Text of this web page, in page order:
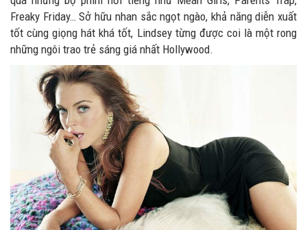
Freaky Friday… Sở hữu nhan sắc ngọt ngào, khả năng diễn xuất
tốt cùng giọng hát khá tốt, Lindsey từng được coi là một rong
những ngôi trao trẻ sáng giá nhất Hollywood.